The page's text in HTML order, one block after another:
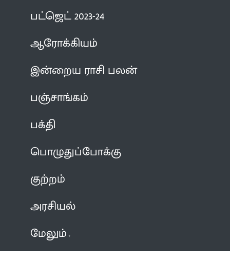
பட்ஜெட் 2023-24
ஆரோக்கியம்
இன்றைய ராசி பலன்
பஞ்சாங்கம்
பக்தி
பொழுதுப்போக்கு
குற்றம்
அரசியல்
மேலும்